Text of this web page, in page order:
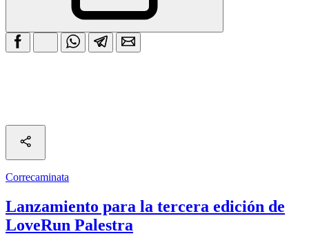
Correcaminata
Lanzamiento para la tercera edición de
LoveRun Palestra